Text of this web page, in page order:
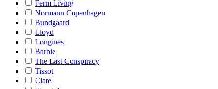
Ferm Living
Normann Copenhagen
Bundgaard
Lloyd
Longines
Barbie
The Last Conspiracy
Tissot
Ciate